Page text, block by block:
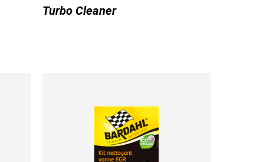
Turbo Cleaner